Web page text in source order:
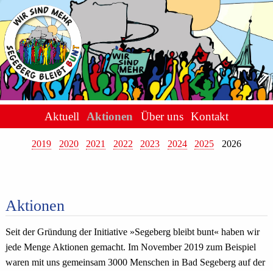
Aktuell Aktionen Über uns Kontakt
2019 2020 2021 2022 2023 2024 2025 2026
Aktionen
Seit der Gründung der Initiative »Segeberg bleibt bunt« haben wir
jede Menge Aktionen gemacht. Im November 2019 zum Beispiel
waren mit uns gemeinsam 3000 Menschen in Bad Segeberg auf der